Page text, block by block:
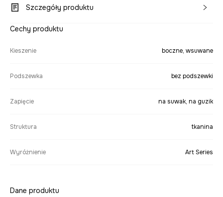
Szczegóły produktu
Cechy produktu
Kieszenie boczne, wsuwane
Podszewka bez podszewki
Zapięcie na suwak, na guzik
Struktura tkanina
Wyróżnienie Art Series
Dane produktu